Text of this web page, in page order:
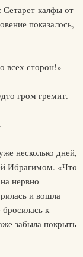
Сетарет-калфы от
показалось,
всех сторон!»
гром гремит.
несколько дней,
Ибрагимом. «Что
нервно
и вошла
к
забыла покрыть